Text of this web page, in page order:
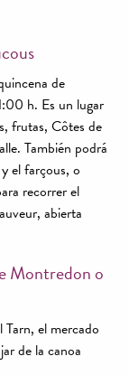
de
h. Es un lugar
frutas, Côtes de
También podrá
el farçous, o
recorrer el
abierta
Montredon o
Tarn, el mercado
de la canoa